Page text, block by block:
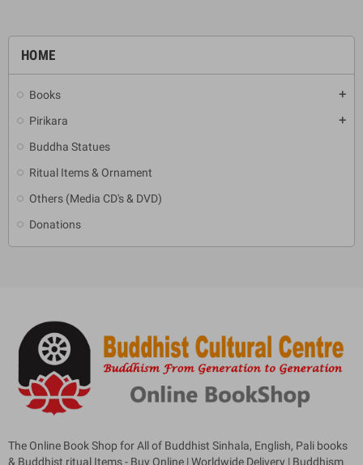
HOME
Books add
Pirikara add
Buddha Statues
Ritual Items & Ornament
Others (Media CD's & DVD)
Donations
The Online Book Shop for All of Buddhist Sinhala, English, Pali books
& Buddhist ritual Items - Buy Online | Worldwide Delivery | Buddhism